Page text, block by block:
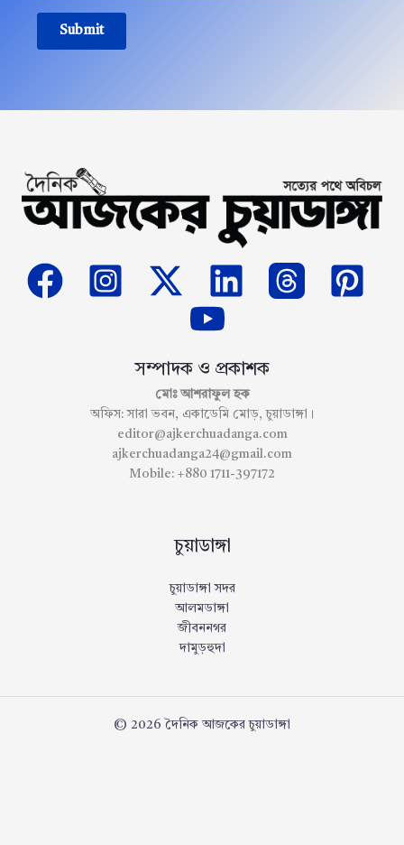
Submit
সম্পাদক ও প্রকাশক
মোঃ আশরাফুল হক
অফিস: সারা ভবন, একাডেমি মোড়, চুয়াডাঙ্গা।
editor@ajkerchuadanga.com
ajkerchuadanga24@gmail.com
Mobile: +880 1711-397172
চুয়াডাঙ্গা
চুয়াডাঙ্গা সদর
আলমডাঙ্গা
জীবননগর
দামুড়হুদা
© 2026 দৈনিক আজকের চুয়াডাঙ্গা